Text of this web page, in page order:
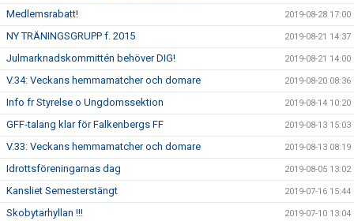
Medlemsrabatt! 2019-08-28 17:00
NY TRÄNINGSGRUPP f. 2015 2019-08-21 14:37
Julmarknadskommittén behöver DIG! 2019-08-21 14:00
V.34: Veckans hemmamatcher och domare 2019-08-20 08:36
Info fr Styrelse o Ungdomssektion 2019-08-14 10:20
GFF-talang klar för Falkenbergs FF 2019-08-13 15:03
V.33: Veckans hemmamatcher och domare 2019-08-13 08:19
Idrottsföreningarnas dag 2019-08-05 13:02
Kansliet Semesterstängt 2019-07-16 15:44
Skobytarhyllan !!! 2019-07-10 13:04